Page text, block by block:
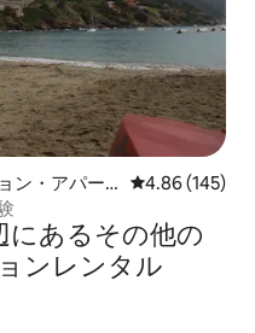
ン・アパー
レビュー145
4.86 (145)
に⁠あ⁠るそ⁠の⁠他⁠の
ン⁠レ⁠ン⁠タ⁠ル